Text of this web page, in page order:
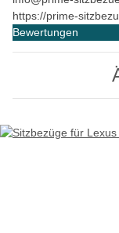
https://prime-
Bewertungen